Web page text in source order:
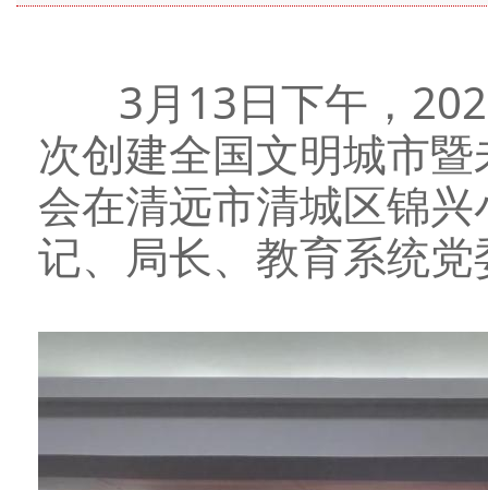
3月13日下午，
次创建全国文明城市
会在清远市清城区锦
记、局长、教育系统